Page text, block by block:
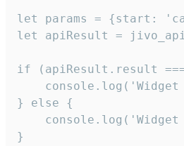
let params = {start:
let apiResult =
if (apiResult.result
console.log('Widget
} else {
}